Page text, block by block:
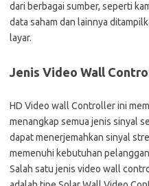
dari berbagai sumber, seperti
data saham dan lainnya
layar.
Jenis Video Wall
HD Video wall Controller ini
menangkap semua jenis sinyal
dapat menerjemahkan sinyal
memenuhi kebutuhan
Salah satu jenis video wall